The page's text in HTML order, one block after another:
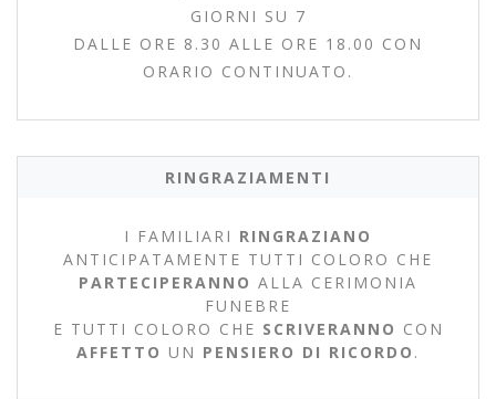
GIORNI SU 7
DALLE ORE 8.30 ALLE ORE 18.00 CON
ORARIO CONTINUATO.
RINGRAZIAMENTI
I FAMILIARI RINGRAZIANO
ANTICIPATAMENTE TUTTI COLORO CHE
PARTECIPERANNO ALLA CERIMONIA
FUNEBRE
E TUTTI COLORO CHE SCRIVERANNO CON
AFFETTO UN PENSIERO DI RICORDO .